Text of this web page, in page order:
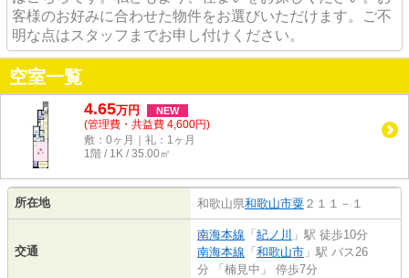
客様のお好みに合わせた物件をお選びいただけます。ご不
明な点はスタッフまでお申し付けください。
空室一覧
4.65万円 NEW
(管理費・共益費 4,600円)
敷：0ヶ月｜礼：1ヶ月
1階 / 1K / 35.00㎡
所在地 和歌山県和歌山市粟 ２１１－１
交通
南海本線 「 紀ノ川 」駅 徒歩10分
南海本線 「 和歌山市 」駅 バス26
分 「楠見中」 停歩7分